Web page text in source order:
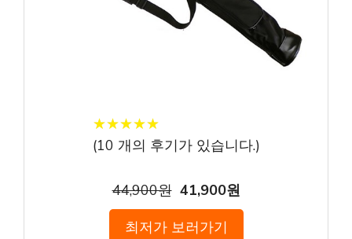
★★★★★
★★★★★
(10 개의 후기가 있습니다.)
44,900원 41,900원
최저가 보러가기